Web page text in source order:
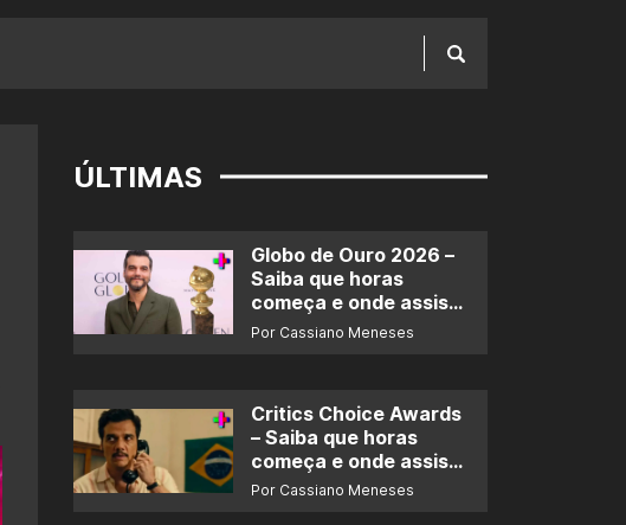
ÚLTIMAS
Globo de Ouro 2026 –
Saiba que horas
começa e onde assistir
ao prêmio
Por Cassiano Meneses
Critics Choice Awards
– Saiba que horas
começa e onde assistir
ao prêmio
Por Cassiano Meneses